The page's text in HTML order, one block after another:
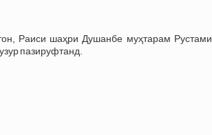
Раиси шаҳри Душанбе муҳтарам Рустами
пазируфтанд.